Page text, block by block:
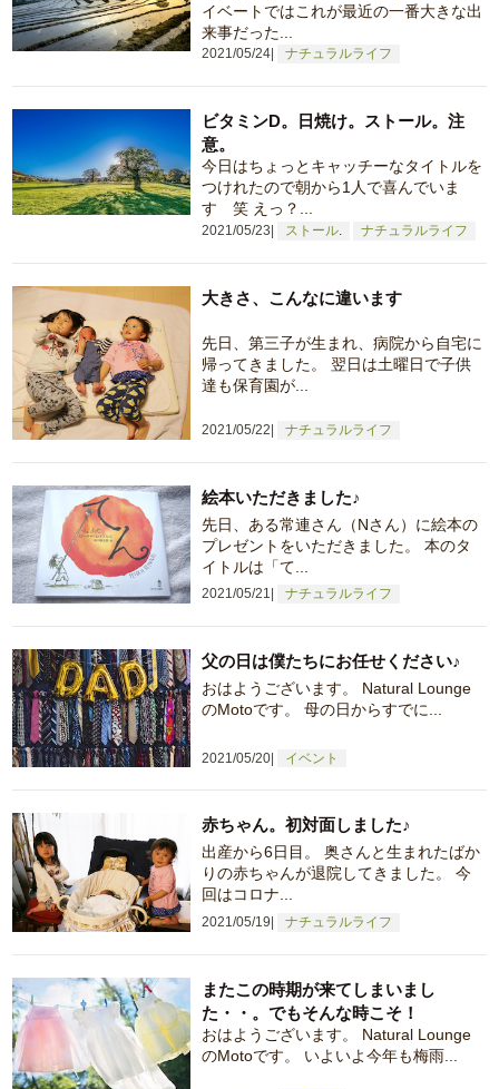
2021/05/24 ナチュラルライフ
イベートではこれが最近の一番大きな出
来事だった...
2021/05/23 ストール ナチュラルライフ
ビタミンD。日焼け。ストール。注
意。
今日はちょっとキャッチーなタイトルを
つけれたので朝から1人で喜んでいま
す 笑 えっ？...
2021/05/22 ナチュラルライフ
大きさ、こんなに違います
先日、第三子が生まれ、病院から自宅に
帰ってきました。 翌日は土曜日で子供
達も保育園が...
2021/05/21 ナチュラルライフ
絵本いただきました♪
先日、ある常連さん（Nさん）に絵本の
プレゼントをいただきました。 本のタ
イトルは「て...
2021/05/20 イベント
父の日は僕たちにお任せください♪
おはようございます。 Natural Lounge
のMotoです。 母の日からすでに...
2021/05/19 ナチュラルライフ
赤ちゃん。初対面しました♪
出産から6日目。 奥さんと生まれたばか
りの赤ちゃんが退院してきました。 今
回はコロナ...
またこの時期が来てしまいまし
た・・。でもそんな時こそ！
おはようございます。 Natural Lounge
のMotoです。 いよいよ今年も梅雨...